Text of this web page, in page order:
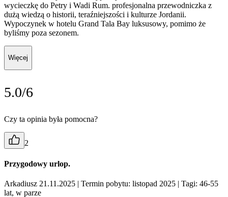
wycieczkę do Petry i Wadi Rum. profesjonalna przewodniczka z
dużą wiedzą o historii, teraźniejszości i kulturze Jordanii.
Wypoczynek w hotelu Grand Tala Bay luksusowy, pomimo że
byliśmy poza sezonem.
Więcej
5.0/6
Czy ta opinia była pomocna?
2
Przygodowy urlop.
Arkadiusz 21.11.2025 | Termin pobytu: listopad 2025 | Tagi: 46-55
lat, w parze